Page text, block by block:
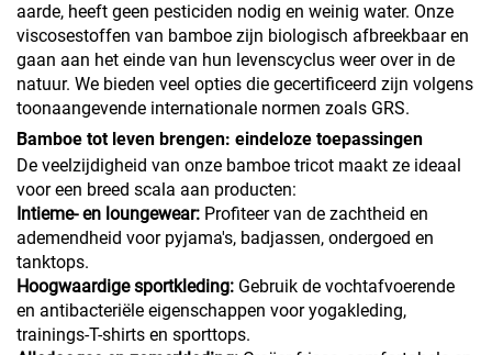
aarde, heeft geen pesticiden nodig en weinig water. Onze
viscosestoffen van bamboe zijn biologisch afbreekbaar en
gaan aan het einde van hun levenscyclus weer over in de
natuur. We bieden veel opties die gecertificeerd zijn volgens
toonaangevende internationale normen zoals GRS.
Bamboe tot leven brengen: eindeloze toepassingen
De veelzijdigheid van onze bamboe tricot maakt ze ideaal
voor een breed scala aan producten:
Intieme- en loungewear: Profiteer van de zachtheid en
ademendheid voor pyjama's, badjassen, ondergoed en
tanktops.
Hoogwaardige sportkleding: Gebruik de vochtafvoerende
en antibacteriële eigenschappen voor yogakleding,
trainings-T-shirts en sporttops.